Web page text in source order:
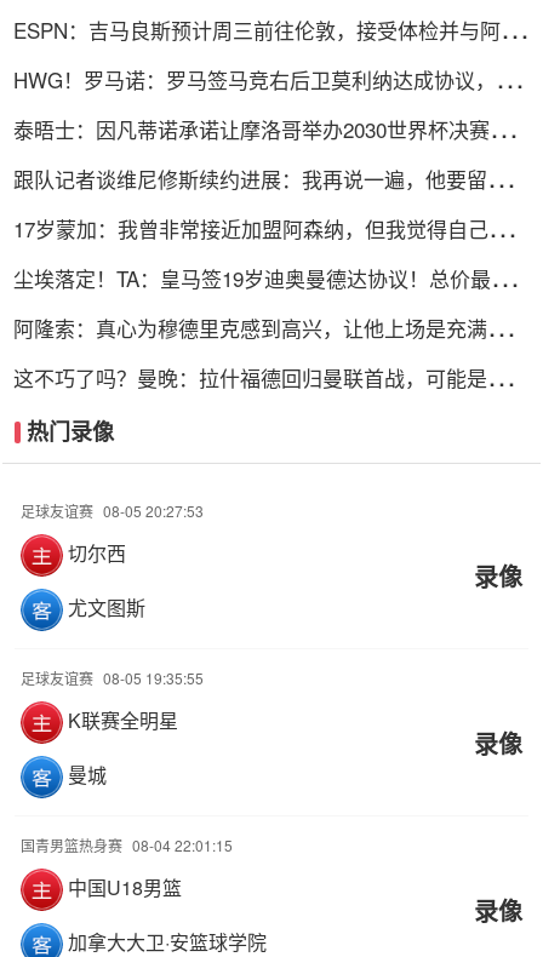
ESPN：吉马良斯预计周三前往伦敦，接受体检并与阿森
HWG！罗马诺：罗马签马竞右后卫莫利纳达成协议，总
泰晤士：因凡蒂诺承诺让摩洛哥举办2030世界杯决赛，
跟队记者谈维尼修斯续约进展：我再说一遍，他要留下
17岁蒙加：我曾非常接近加盟阿森纳，但我觉得自己更适
尘埃落定！TA：皇马签19岁迪奥曼德达协议！总价最高
阿隆索：真心为穆德里克感到高兴，让他上场是充满情感
这不巧了吗？曼晚：拉什福德回归曼联首战，可能是对阿
热门录像
足球友谊赛 08-05 20:27:53
切尔西
尤文图斯
录像
足球友谊赛 08-05 19:35:55
K联赛全明星
曼城
录像
国青男篮热身赛 08-04 22:01:15
中国U18男篮
加拿大大卫·安篮球学院
录像